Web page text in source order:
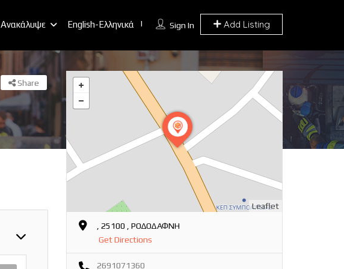
Sign In Add Listing
Ανακάλυψε English-Ελληνικά
Share
Leaflet
, 25100 , ΡΟΔΟΔΑΦΝΗ
Get Directions
2691071360